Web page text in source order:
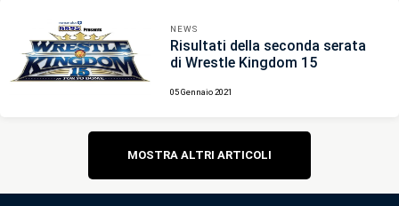
NEWS
Risultati della seconda serata
di Wrestle Kingdom 15
05 Gennaio 2021
Navigazione
articoli
MOSTRA ALTRI ARTICOLI